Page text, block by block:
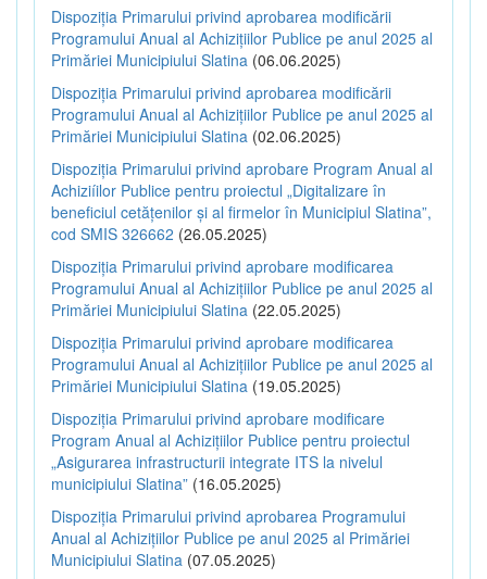
Dispoziția Primarului privind aprobarea modificării
Programului Anual al Achizițiilor Publice pe anul 2025 al
Primăriei Municipiului Slatina (06.06.2025)
Dispoziția Primarului privind aprobarea modificării
Programului Anual al Achizițiilor Publice pe anul 2025 al
Primăriei Municipiului Slatina (02.06.2025)
Dispoziția Primarului privind aprobare Program Anual al
Achiziíilor Publice pentru proiectul „Digitalizare în
beneficiul cetățenilor și al firmelor în Municipiul Slatina”,
cod SMIS 326662 (26.05.2025)
Dispoziția Primarului privind aprobare modificarea
Programului Anual al Achizițiilor Publice pe anul 2025 al
Primăriei Municipiului Slatina (22.05.2025)
Dispoziția Primarului privind aprobare modificarea
Programului Anual al Achizițiilor Publice pe anul 2025 al
Primăriei Municipiului Slatina (19.05.2025)
Dispoziția Primarului privind aprobare modificare
Program Anual al Achizițiilor Publice pentru proiectul
„Asigurarea infrastructurii integrate ITS la nivelul
municipiului Slatina” (16.05.2025)
Dispoziția Primarului privind aprobarea Programului
Anual al Achizițiilor Publice pe anul 2025 al Primăriei
Municipiului Slatina (07.05.2025)